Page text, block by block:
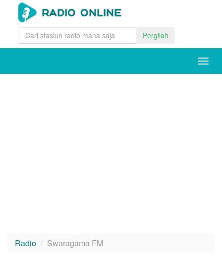
Pergilah
Radio Swaragama FM